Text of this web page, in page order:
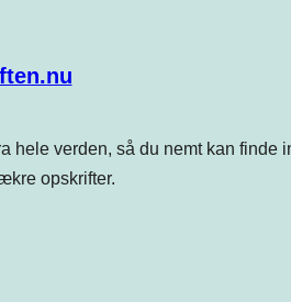
verden, så du nemt kan
opskrifter.